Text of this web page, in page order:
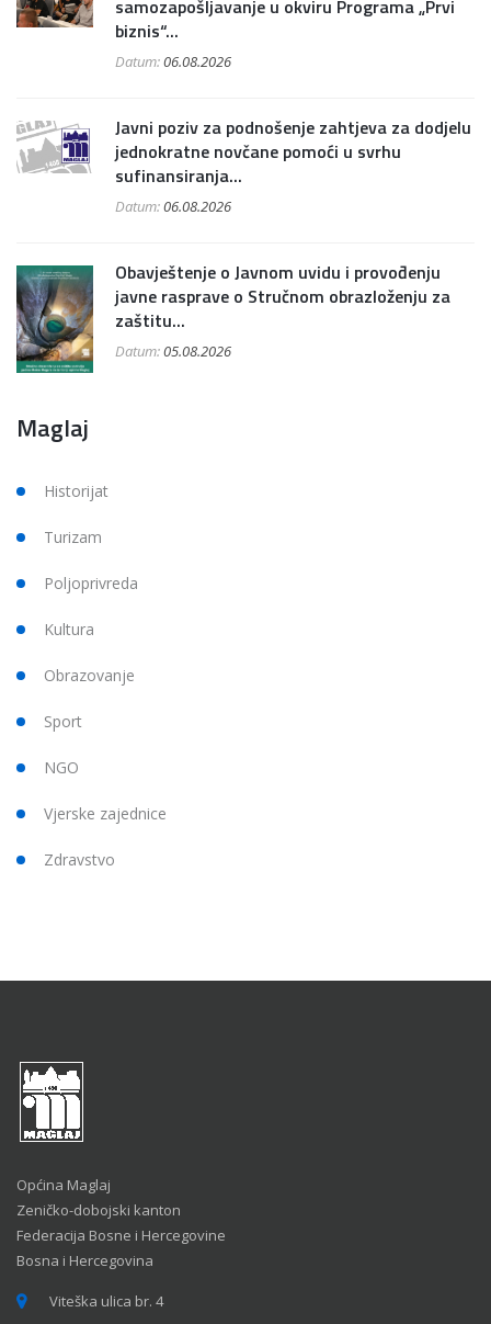
samozapošljavanje u okviru Programa „Prvi
biznis“...
Datum:06.08.2026
Javni poziv za podnošenje zahtjeva za dodjelu
jednokratne novčane pomoći u svrhu
sufinansiranja...
Datum:06.08.2026
Obavještenje o Javnom uvidu i provođenju
javne rasprave o Stručnom obrazloženju za
zaštitu...
Datum:05.08.2026
Maglaj
Historijat
Turizam
Poljoprivreda
Kultura
Obrazovanje
Sport
NGO
Vjerske zajednice
Zdravstvo
Općina Maglaj
Zeničko-dobojski kanton
Federacija Bosne i Hercegovine
Bosna i Hercegovina
Viteška ulica br. 4